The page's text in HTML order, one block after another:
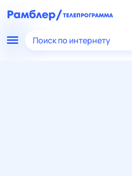
Поиск по интернету